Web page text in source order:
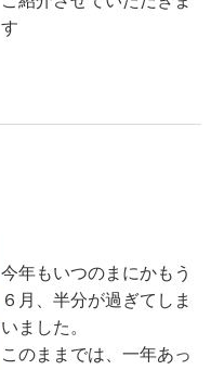
す
今年もいつのまにかもう
６月、半分が過ぎてしま
いました。
このままでは、一年あっ